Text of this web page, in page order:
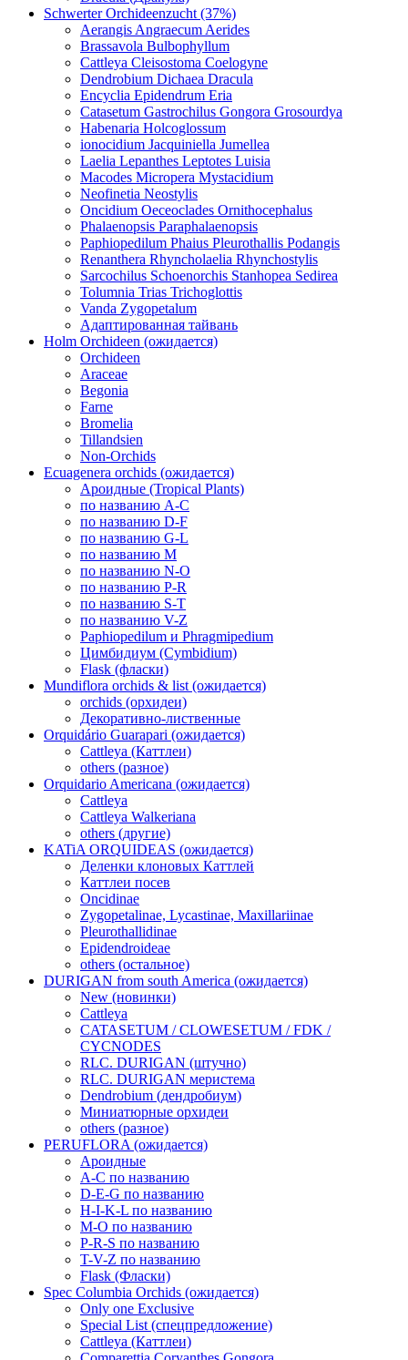
Schwerter Orchideenzucht (37%)
Aerangis Angraecum Aerides
Brassavola Bulbophyllum
Cattleya Cleisostoma Coelogyne
Dendrobium Dichaea Dracula
Encyclia Epidendrum Eria
Catasetum Gastrochilus Gongora Grosourdya
Habenaria Holcoglossum
ionocidium Jacquiniella Jumellea
Laelia Lepanthes Leptotes Luisia
Macodes Micropera Mystacidium
Neofinetia Neostylis
Oncidium Oeceoclades Ornithocephalus
Phalaenopsis Paraphalaenopsis
Paphiopedilum Phaius Pleurothallis Podangis
Renanthera Rhyncholaelia Rhynchostylis
Sarcochilus Schoenorchis Stanhopea Sedirea
Tolumnia Trias Trichoglottis
Vanda Zygopetalum
Адаптированная тайвань
Holm Orchideen (ожидается)
Orchideen
Araceae
Begonia
Farne
Bromelia
Tillandsien
Non-Orchids
Ecuagenera orchids (ожидается)
Ароидные (Tropical Plants)
по названию A-C
по названию D-F
по названию G-L
по названию M
по названию N-O
по названию P-R
по названию S-T
по названию V-Z
Paphiopedilum и Phragmipedium
Цимбидиум (Cymbidium)
Flask (фласки)
Mundiflora orchids & list (ожидается)
orchids (орхидеи)
Декоративно-лиственные
Orquidário Guarapari (ожидается)
Cattleya (Каттлеи)
others (разное)
Orquidario Americana (ожидается)
Cattleya
Cattleya Walkeriana
others (другие)
KATiA ORQUIDEAS (ожидается)
Деленки клоновых Каттлей
Каттлеи посев
Oncidinae
Zygopetalinae, Lycastinae, Maxillariinae
Pleurothallidinae
Epidendroideae
others (остальное)
DURIGAN from south America (ожидается)
New (новинки)
Cattleya
CATASETUM / CLOWESETUM / FDK /
CYCNODES
RLC. DURIGAN (штучно)
RLC. DURIGAN меристема
Dendrobium (дендробиум)
Миниатюрные орхидеи
others (разное)
PERUFLORA (ожидается)
Ароидные
A-C по названию
D-E-G по названию
H-I-K-L по названию
M-O по названию
P-R-S по названию
T-V-Z по названию
Flask (Фласки)
Spec Columbia Orchids (ожидается)
Only one Exclusive
Special List (спецпредложение)
Cattleya (Каттлеи)